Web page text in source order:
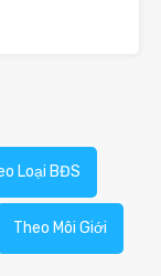
Loại BĐS
Theo Môi Giới